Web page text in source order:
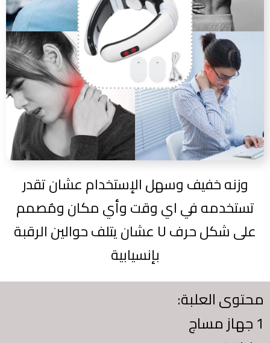
وزنه خفيف وسهل الإستخدام عشان تقدر
تستخدمه في اي وقت وأي مكان ومٌصمم
على شكل حرف U عشان يتلف حوالين الرقبة
بإنسيابية
محتوى العلبة:
1 جهاز مساج